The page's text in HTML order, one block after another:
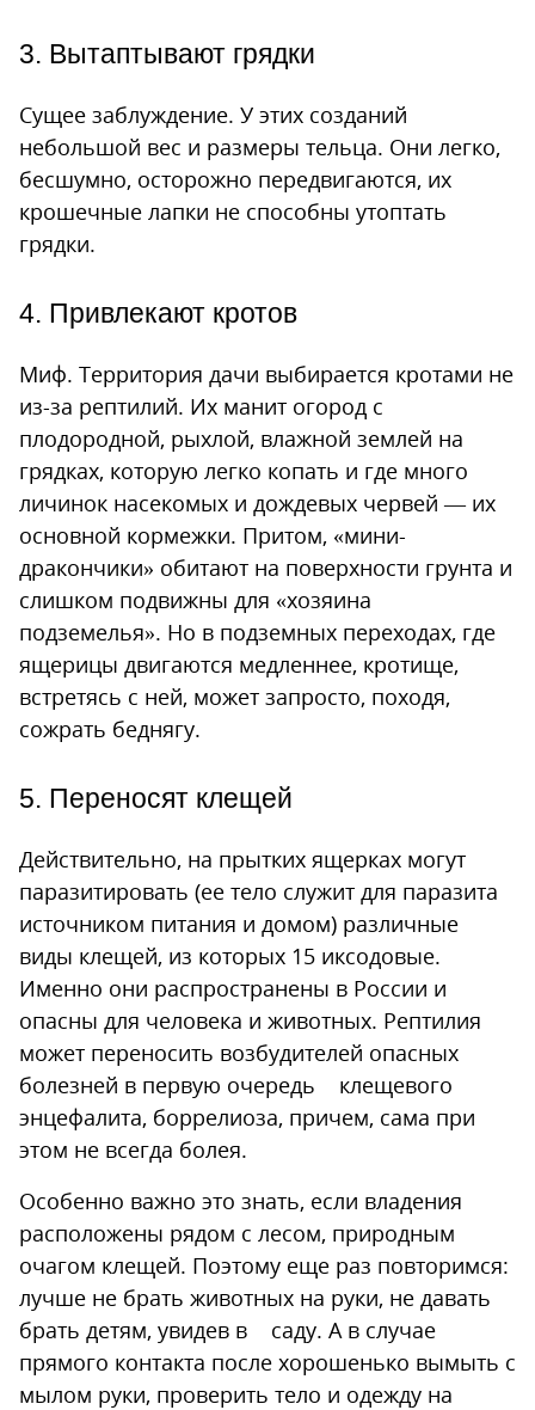
3. Вытаптывают грядки
Сущее заблуждение. У этих созданий
небольшой вес и размеры тельца. Они легко,
бесшумно, осторожно передвигаются, их
крошечные лапки не способны утоптать
грядки.
4. Привлекают кротов
Миф. Территория дачи выбирается кротами не
из-за рептилий. Их манит огород с
плодородной, рыхлой, влажной землей на
грядках, которую легко копать и где много
личинок насекомых и дождевых червей — их
основной кормежки. Притом, «мини-
дракончики» обитают на поверхности грунта и
слишком подвижны для «хозяина
подземелья». Но в подземных переходах, где
ящерицы двигаются медленнее, кротище,
встретясь с ней, может запросто, походя,
сожрать беднягу.
5. Переносят клещей
Действительно, на прытких ящерках могут
паразитировать (ее тело служит для паразита
источником питания и домом) различные
виды клещей, из которых 15 иксодовые.
Именно они распространены в России и
опасны для человека и животных. Рептилия
может переносить возбудителей опасных
болезней в первую очередь клещевого
энцефалита, боррелиоза, причем, сама при
этом не всегда болея.
Особенно важно это знать, если владения
расположены рядом с лесом, природным
очагом клещей. Поэтому еще раз повторимся:
лучше не брать животных на руки, не давать
брать детям, увидев в саду. А в случае
прямого контакта после хорошенько вымыть с
мылом руки, проверить тело и одежду на